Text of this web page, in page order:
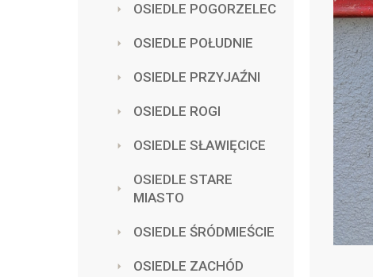
OSIEDLE POGORZELEC
OSIEDLE POŁUDNIE
OSIEDLE PRZYJAŹNI
OSIEDLE ROGI
OSIEDLE SŁAWIĘCICE
OSIEDLE STARE
MIASTO
OSIEDLE ŚRÓDMIEŚCIE
OSIEDLE ZACHÓD